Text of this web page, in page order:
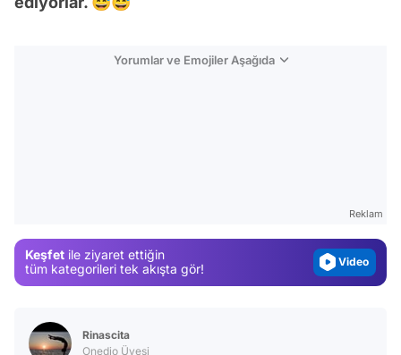
Yorumlar ve Emojiler Aşağıda
Reklam
Keşfet ile ziyaret ettiğin
tüm kategorileri tek akışta gör!
Video
Rinascita
Onedio Üyesi